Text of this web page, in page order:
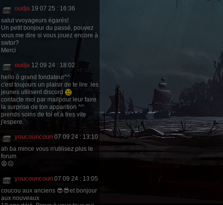
oudja 19 07 25 : 16:36
salut vvoyageurs égarés!
Un petit bonjour du passé, pouvez
vous me dire si vous jouez encore à
swtor?
Merci
oudja 12 09 24 : 18:02
hello ô grand fondateur^^
c'est toujours un plaisir de te lire .les
jeunes utilisent discord
contacte moi par mailpour leur faire
la surprise de ton apparition ^^
prends soins de toi et a tres vite
j'espere.
youcouncoun 07 09 24 : 13:10
ah ba mince vous n'utilisez plus le
forum
😩☹
youcouncoun 07 09 24 : 13:05
coucou aux anciens 😎😎et bonjour
aux nouveaux